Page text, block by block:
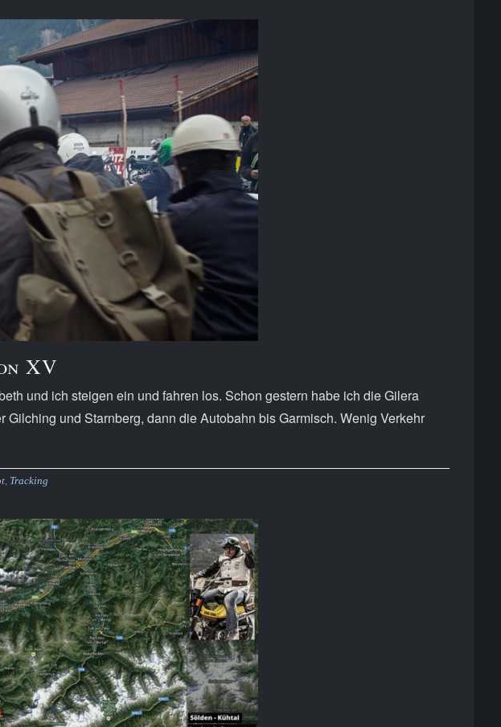
XV
und ich steigen ein und fahren los. Schon gestern habe ich die Gilera
und Starnberg, dann die Autobahn bis Garmisch. Wenig Verkehr
, Tracking